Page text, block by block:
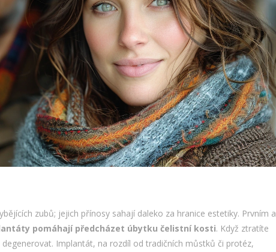
zubů; jejich přínosy sahají daleko za hranice estetiky. Prvním a
pomáhají předcházet úbytku čelistní kosti. Když ztratíte
Implantát, na rozdíl od tradičních můstků či protéz,